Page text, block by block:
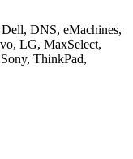
DNS, eMachines,
LG, MaxSelect,
ThinkPad,